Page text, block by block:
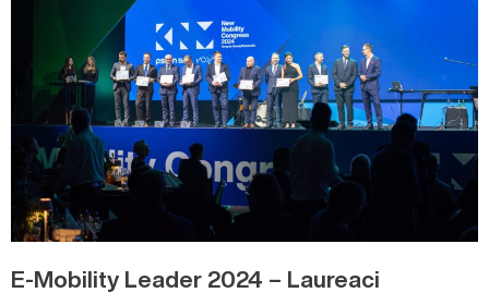
E-Mobility Leader 2024 – Laureaci